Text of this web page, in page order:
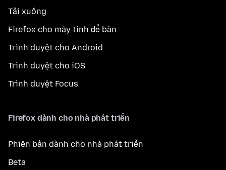
Tải xuống
Firefox cho máy tính để bàn
Trình duyệt cho Android
Trình duyệt cho iOS
Trình duyệt Focus
Firefox dành cho nhà phát triển
Phiên bản dành cho nhà phát triển
Beta